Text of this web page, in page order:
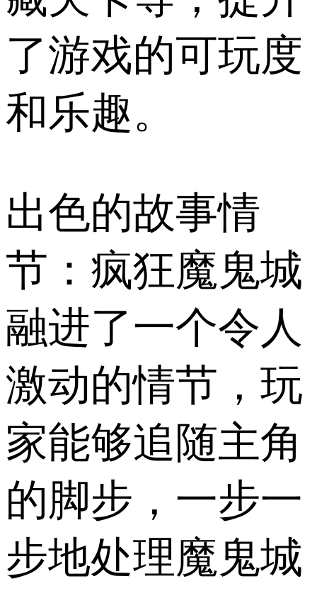
了游戏的可玩度
和乐趣。
出色的故事情
节：疯狂魔鬼城
融进了一个令人
激动的情节，玩
家能够追随主角
的脚步，一步一
步地处理魔鬼城